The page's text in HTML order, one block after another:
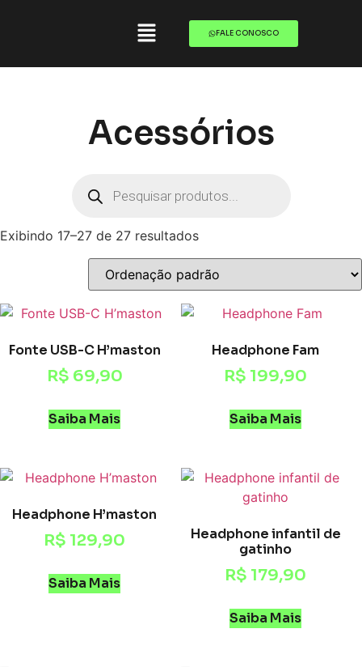
FALE CONOSCO
Acessórios
Exibindo 17–27 de 27 resultados
Fonte USB-C H’maston
R$ 69,90
Saiba Mais
Headphone Fam
R$ 199,90
Saiba Mais
Headphone H’maston
R$ 129,90
Saiba Mais
Headphone infantil de
gatinho
R$ 179,90
Saiba Mais